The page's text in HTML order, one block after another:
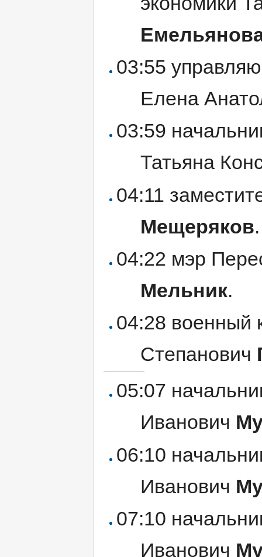
03:55
Елена
03:59
Татьяна
04:11
Мещеряков.
04:22 мэр
Мельник.
04:28 военный
Степанович
05:07
Иванович
06:10
Иванович
07:10
Иванович